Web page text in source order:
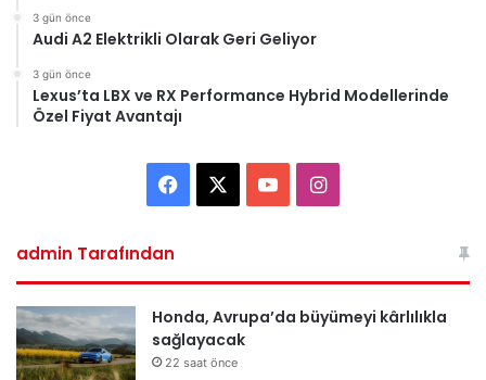
3 gün önce
Audi A2 Elektrikli Olarak Geri Geliyor
3 gün önce
Lexus’ta LBX ve RX Performance Hybrid Modellerinde
Özel Fiyat Avantajı
e
b
T
I
t
admin Tarafından
Honda, Avrupa’da büyümeyi kârlılıkla
sağlayacak
22 saat önce